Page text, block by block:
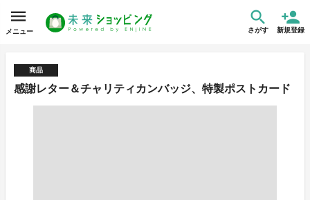
メニュー さがす 新規登録
商品
感謝レター＆チャリティカンバッジ、特製ポストカード